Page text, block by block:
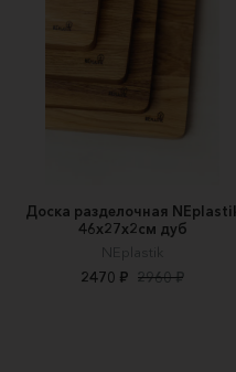
Доска разделочная
46х27х2см дуб
NEplastik
2470 ₽ 2960 ₽